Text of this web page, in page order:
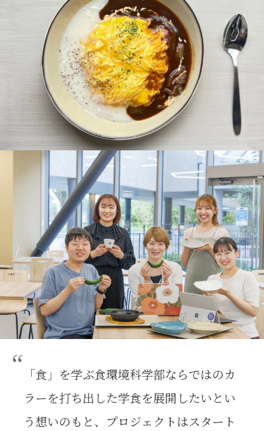
「食」を学ぶ食環境科学部ならではのカ
ラーを打ち出した学食を展開したいとい
う想いのもと、プロジェクトはスタート